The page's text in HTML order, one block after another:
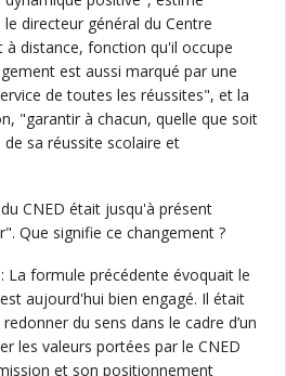
directeur général du Centre
distance, fonction qu'il occupe
est aussi marqué par une
de toutes les réussites", et la
"garantir à chacun, quelle que soit
sa réussite scolaire et
CNED était jusqu'à présent
Que signifie ce changement ?
: La formule précédente évoquait le
aujourd'hui bien engagé. Il était
du sens dans le cadre d’un
les valeurs portées par le CNED
et son positionnement